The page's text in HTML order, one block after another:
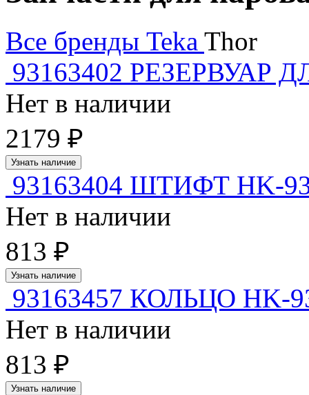
Все бренды Teka Thor
93163402 РЕЗЕРВУАР
Нет в наличии
2179 ₽
Узнать наличие
93163404 ШТИФТ HK-
Нет в наличии
813 ₽
Узнать наличие
93163457 КОЛЬЦО HK-
Нет в наличии
813 ₽
Узнать наличие